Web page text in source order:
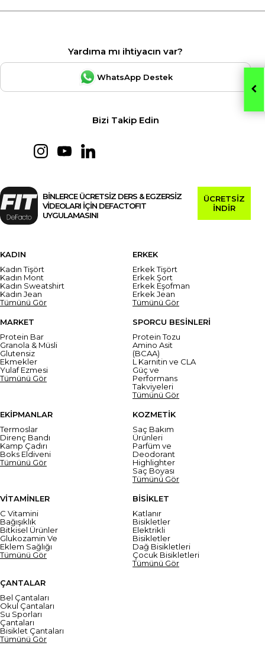
Yardıma mı ihtiyacın var?
WhatsApp Destek
Bizi Takip Edin
BİNLERCE ÜCRETSİZ DERS & EGZERSİZ
VİDEOLARI İÇİN DEFACTOFIT
UYGULAMASINI
ÜCRETSİZ
İNDİR
KADIN
Kadın Tişört
Kadın Mont
Kadın Sweatshirt
Kadın Jean
Tümünü Gör
ERKEK
Erkek Tişört
Erkek Şort
Erkek Eşofman
Erkek Jean
Tümünü Gör
MARKET
Protein Bar
Granola & Müsli
Glutensiz
Ekmekler
Yulaf Ezmesi
Tümünü Gör
SPORCU BESİNLERİ
Protein Tozu
Amino Asit
(BCAA)
L Karnitin ve CLA
Güç ve
Performans
Takviyeleri
Tümünü Gör
EKİPMANLAR
Termoslar
Direnç Bandı
Kamp Çadırı
Boks Eldiveni
Tümünü Gör
KOZMETİK
Saç Bakım
Ürünleri
Parfüm ve
Deodorant
Highlighter
Saç Boyası
Tümünü Gör
VİTAMİNLER
C Vitamini
Bağışıklık
Bitkisel Ürünler
Glukozamin Ve
Eklem Sağlığı
Tümünü Gör
BİSİKLET
Katlanır
Bisikletler
Elektrikli
Bisikletler
Dağ Bisikletleri
Çocuk Bisikletleri
Tümünü Gör
ÇANTALAR
Bel Çantaları
Okul Çantaları
Su Sporları
Çantaları
Bisiklet Çantaları
Tümünü Gör